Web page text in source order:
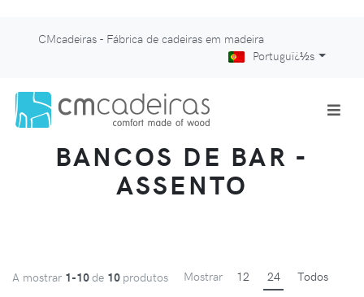
CMcadeiras - Fábrica de cadeiras em madeira
Portuguï¿½s
BANCOS DE BAR -
ASSENTO
A mostrar 1-10de 10 produtos Mostrar 12 24 Todos